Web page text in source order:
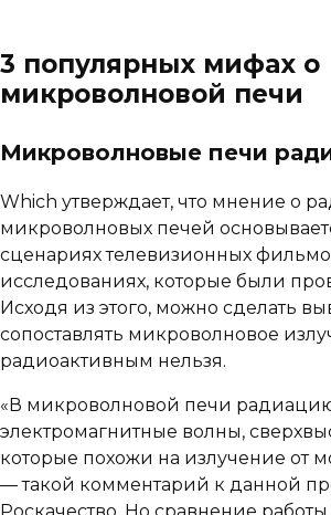
3 популярных мифах о
микроволновой печи
Микроволновые печи
Which утверждает, что мнение о
микроволновых печей
сценариях телевизионных
исследованиях, которые были
Исходя из этого, можно сделать
сопоставлять микроволновое
радиоактивным нельзя.
«В микроволновой печи
электромагнитные волны,
которые похожи на излучение от
— такой комментарий к данной